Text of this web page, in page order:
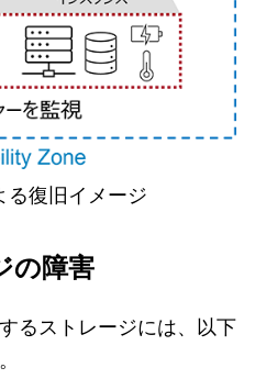
復旧イメージ
の障害
るストレージには、以下